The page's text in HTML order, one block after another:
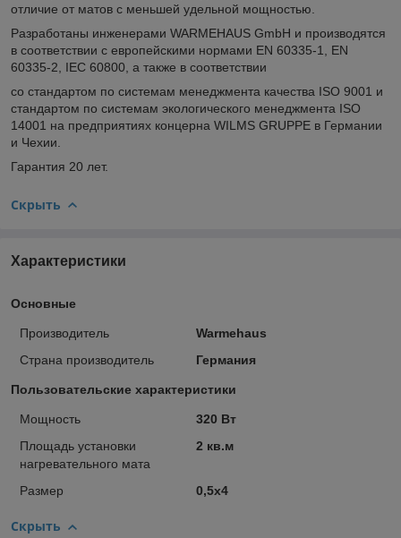
отличие от матов с меньшей удельной мощностью.
Разработаны инженерами WARMEHAUS GmbH и производятся
в соответствии с европейскими нормами EN 60335-1, EN
60335-2, IEC 60800, а также в соответствии
со стандартом по системам менеджмента качества ISO 9001 и
стандартом по системам экологического менеджмента ISO
14001 на предприятиях концерна WILMS GRUPPE в Германии
и Чехии.
Гарантия 20 лет.
Скрыть
Характеристики
Основные
Производитель
Warmehaus
Страна производитель
Германия
Пользовательские характеристики
Мощность
320 Вт
Площадь установки
нагревательного мата
2 кв.м
Размер 0,5х4
Скрыть